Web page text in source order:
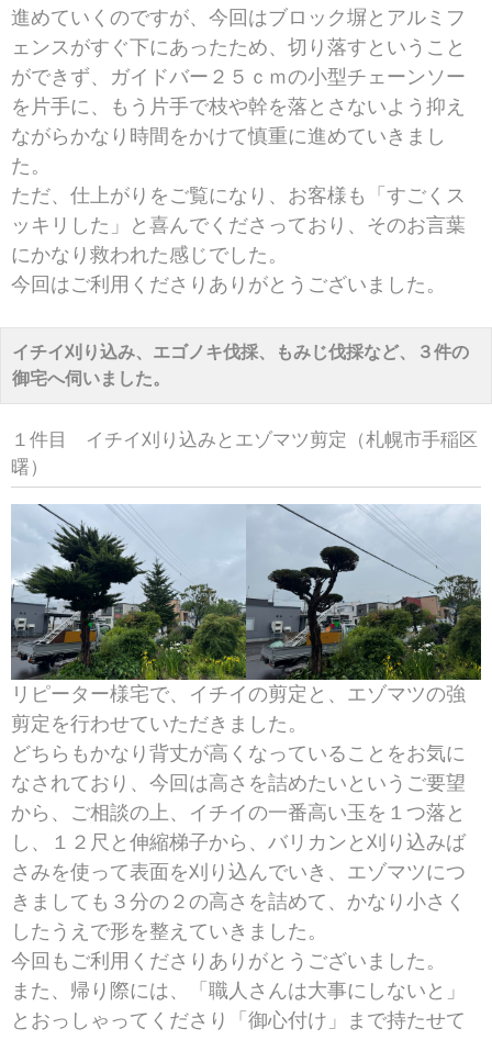
進めていくのですが、今回はブロック塀とアルミフ
ェンスがすぐ下にあったため、切り落すということ
ができず、ガイドバー２５ｃｍの小型チェーンソー
を片手に、もう片手で枝や幹を落とさないよう抑え
ながらかなり時間をかけて慎重に進めていきまし
た。
ただ、仕上がりをご覧になり、お客様も「すごくス
ッキリした」と喜んでくださっており、そのお言葉
にかなり救われた感じでした。
今回はご利用くださりありがとうございました。
イチイ刈り込み、エゴノキ伐採、もみじ伐採など、３件の
御宅へ伺いました。
１件目 イチイ刈り込みとエゾマツ剪定（札幌市手稲区
曙）
リピーター様宅で、イチイの剪定と、エゾマツの強
剪定を行わせていただきました。
どちらもかなり背丈が高くなっていることをお気に
なされており、今回は高さを詰めたいというご要望
から、ご相談の上、イチイの一番高い玉を１つ落と
し、１２尺と伸縮梯子から、バリカンと刈り込みば
さみを使って表面を刈り込んでいき、エゾマツにつ
きましても３分の２の高さを詰めて、かなり小さく
したうえで形を整えていきました。
今回もご利用くださりありがとうございました。
また、帰り際には、「職人さんは大事にしないと」
とおっしゃってくださり「御心付け」まで持たせて